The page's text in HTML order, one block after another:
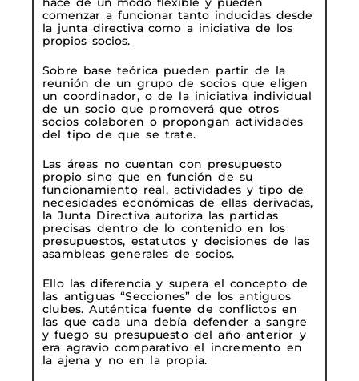
comenzar a funcionar tanto inducidas desde
la junta directiva como a iniciativa de los
propios socios.
Sobre base teórica pueden partir de la
reunión de un grupo de socios que eligen
un coordinador, o de la iniciativa individual
de un socio que promoverá que otros
socios colaboren o propongan actividades
del tipo de que se trate.
Las áreas no cuentan con presupuesto
propio sino que en función de su
funcionamiento real, actividades y tipo de
necesidades económicas de ellas derivadas,
la Junta Directiva autoriza las partidas
precisas dentro de lo contenido en los
presupuestos, estatutos y decisiones de las
asambleas generales de socios.
Ello las diferencia y supera el concepto de
las antiguas “Secciones” de los antiguos
clubes. Auténtica fuente de conflictos en
las que cada una debía defender a sangre
y fuego su presupuesto del año anterior y
era agravio comparativo el incremento en
la ajena y no en la propia.